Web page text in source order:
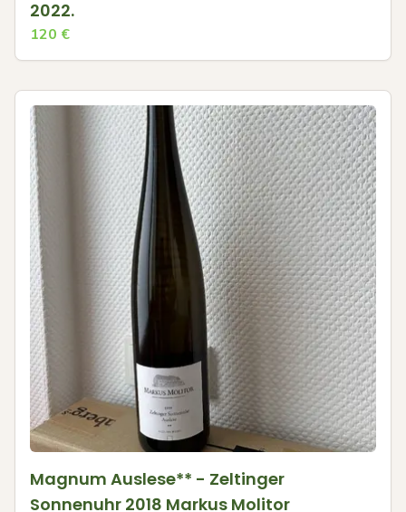
2022.
120 €
Magnum Auslese** - Zeltinger
Sonnenuhr 2018 Markus Molitor